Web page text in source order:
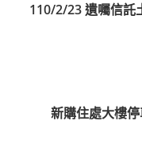
110/2/23 遺囑信託
新購住處大樓